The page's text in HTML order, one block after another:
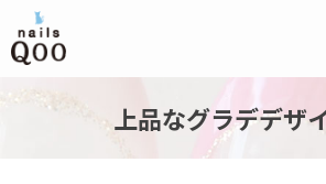
上品なグラデデザ